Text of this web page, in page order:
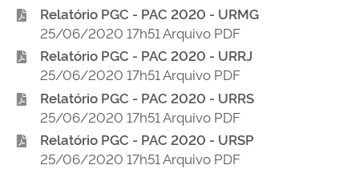
Relatório PGC - PAC 2020 - URMG
25/06/2020 17h51 Arquivo PDF
Relatório PGC - PAC 2020 - URRJ
25/06/2020 17h51 Arquivo PDF
Relatório PGC - PAC 2020 - URRS
25/06/2020 17h51 Arquivo PDF
Relatório PGC - PAC 2020 - URSP
25/06/2020 17h51 Arquivo PDF